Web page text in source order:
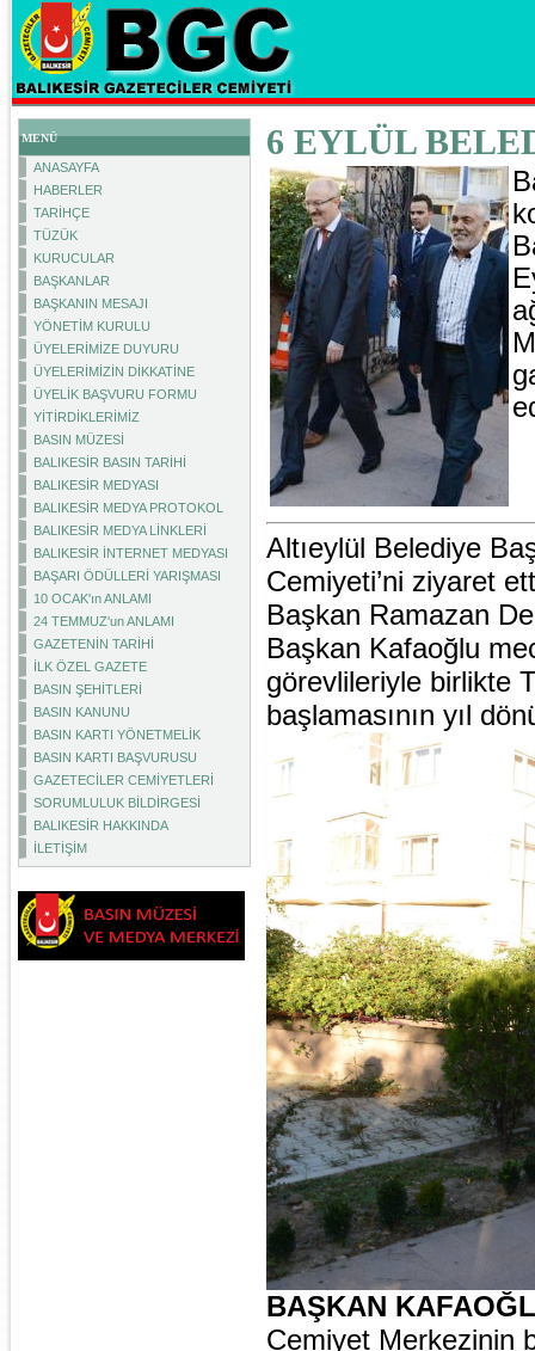
MENÜ
ANASAYFA
HABERLER
TARİHÇE
TÜZÜK
KURUCULAR
BAŞKANLAR
BAŞKANIN MESAJI
YÖNETİM KURULU
ÜYELERİMİZE DUYURU
ÜYELERİMİZİN DİKKATİNE
ÜYELİK BAŞVURU FORMU
YİTİRDİKLERİMİZ
BASIN MÜZESİ
BALIKESİR BASIN TARİHİ
BALIKESİR MEDYASI
BALIKESİR MEDYA PROTOKOL
BALIKESİR MEDYA LİNKLERİ
BALIKESİR İNTERNET MEDYASI
BAŞARI ÖDÜLLERİ YARIŞMASI
10 OCAK'ın ANLAMI
24 TEMMUZ'un ANLAMI
GAZETENİN TARİHİ
İLK ÖZEL GAZETE
BASIN ŞEHİTLERİ
BASIN KANUNU
BASIN KARTI YÖNETMELİK
BASIN KARTI BAŞVURUSU
GAZETECİLER CEMİYETLERİ
SORUMLULUK BİLDİRGESİ
BALIKESİR HAKKINDA
İLETİŞİM
6 EYLÜL
Altıeylül Belediye
Cemiyeti’ni ziyaret
Başkan Ramazan
Başkan Kafaoğlu
görevlileriyle birlikte
başlamasının yıl
BAŞKAN
Cemiyet Merkezinin